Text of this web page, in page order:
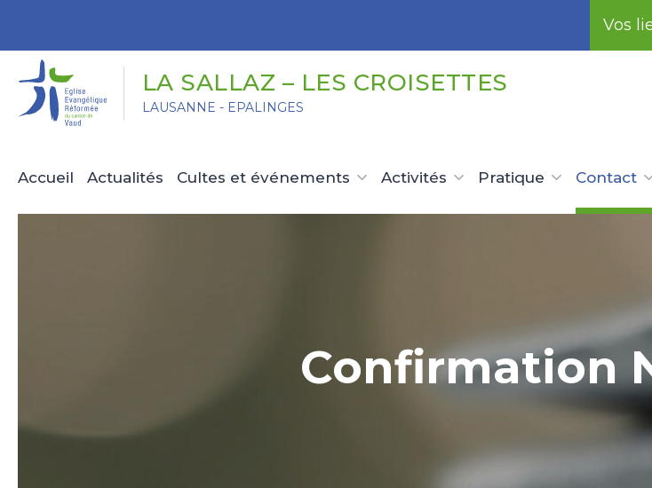
Vos
LA SALLAZ – LES CROISETTES
LAUSANNE - EPALINGES
Accueil Actualités Cultes et événements Activités Pratique Contact
Confirmation